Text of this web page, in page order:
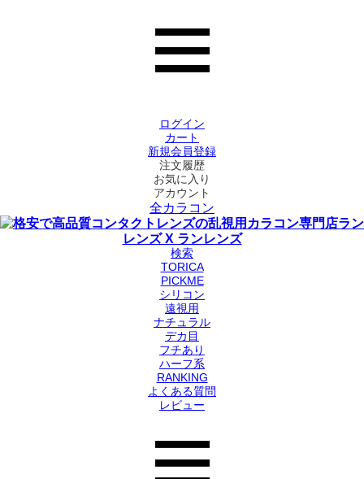
ログイン
カート
新規会員登録
注文履歴
お気に入り
アカウント
全カラコン
検索
TORICA
PICKME
シリコン
遠視用
ナチュラル
デカ目
フチあり
ハーフ系
RANKING
よくある質問
レビュー